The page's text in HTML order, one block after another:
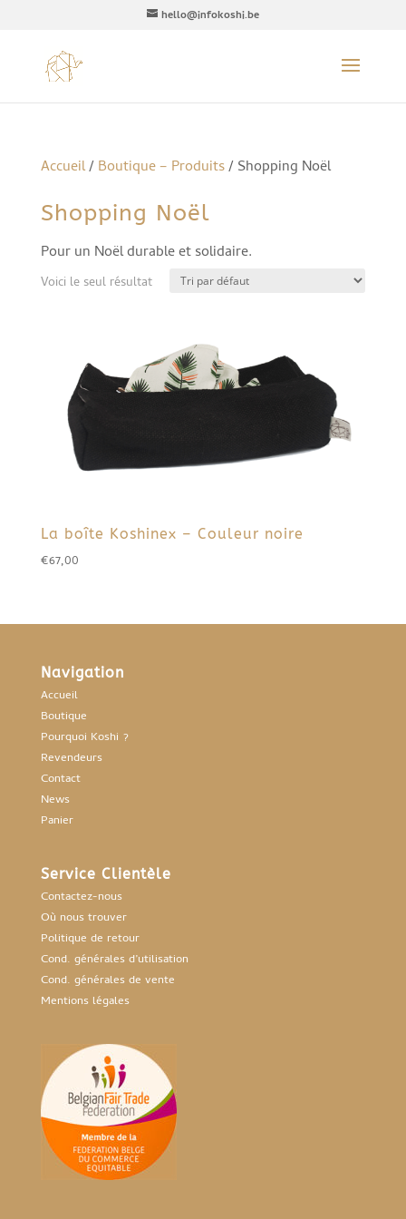
hello@infokoshi.be
Accueil/Boutique – Produits/ Shopping Noël
Shopping Noël
Pour un Noël durable et solidaire.
Voici le seul résultat
La boîte Koshinex – Couleur noire
€67,00
Navigation
Accueil
Boutique
Pourquoi Koshi ?
Revendeurs
Contact
News
Panier
Service Clientèle
Contactez-nous
Où nous trouver
Politique de retour
Cond. générales d’utilisation
Cond. générales de vente
Mentions légales